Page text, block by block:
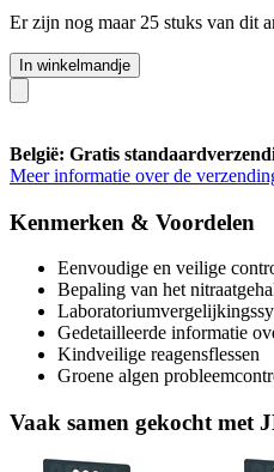
Er zijn nog maar 25 stuks van dit
In winkelmandje
België: Gratis
Meer informatie over de
Kenmerken & Voordelen
Eenvoudige en veilige
Bepaling van het
Gedetailleerde informatie
Kindveilige reagensflessen
Groene algen
Vaak samen gekocht met